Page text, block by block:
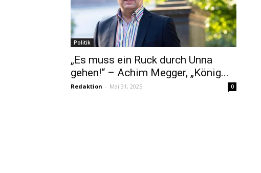
Politik
„Es muss ein Ruck durch Unna
gehen!“ – Achim Megger, „König...
Redaktion - Mai 31, 2025 0